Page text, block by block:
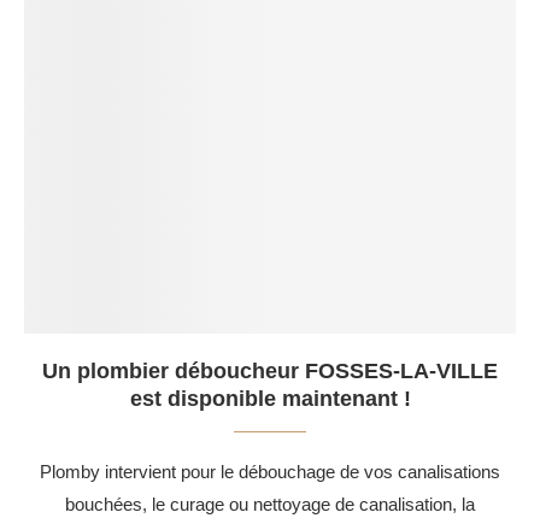
Un plombier déboucheur FOSSES-LA-VILLE
est disponible maintenant !
Plomby intervient pour le débouchage de vos canalisations
bouchées, le curage ou nettoyage de canalisation, la